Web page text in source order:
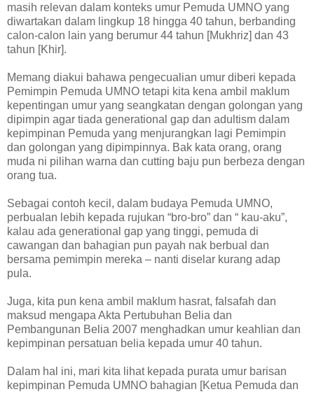
masih relevan dalam konteks umur Pemuda UMNO yang
diwartakan dalam lingkup 18 hingga 40 tahun, berbanding
calon-calon lain yang berumur 44 tahun [Mukhriz] dan 43
tahun [Khir].
Memang diakui bahawa pengecualian umur diberi kepada
Pemimpin Pemuda UMNO tetapi kita kena ambil maklum
kepentingan umur yang seangkatan dengan golongan yang
dipimpin agar tiada generational gap dan adultism dalam
kepimpinan Pemuda yang menjurangkan lagi Pemimpin
dan golongan yang dipimpinnya. Bak kata orang, orang
muda ni pilihan warna dan cutting baju pun berbeza dengan
orang tua.
Sebagai contoh kecil, dalam budaya Pemuda UMNO,
perbualan lebih kepada rujukan “bro-bro” dan “ kau-aku”,
kalau ada generational gap yang tinggi, pemuda di
cawangan dan bahagian pun payah nak berbual dan
bersama pemimpin mereka – nanti diselar kurang adap
pula.
Juga, kita pun kena ambil maklum hasrat, falsafah dan
maksud mengapa Akta Pertubuhan Belia dan
Pembangunan Belia 2007 menghadkan umur keahlian dan
kepimpinan persatuan belia kepada umur 40 tahun.
Dalam hal ini, mari kita lihat kepada purata umur barisan
kepimpinan Pemuda UMNO bahagian [Ketua Pemuda dan